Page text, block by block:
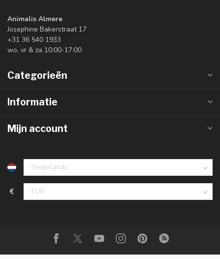
Animalis Almere
Josephine Bakerstraat 17
+31 36 540 1933
wo, vr & za 10:00-17:00
Categorieën
Informatie
Mijn account
€